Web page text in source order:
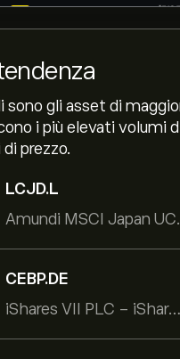
sono gli asset di
i più elevati volumi
prezzo.
LCJD.L
CEBP.DE
iShares VII PLC - iShares MSCI EMU USD Hedged UCITS ETF